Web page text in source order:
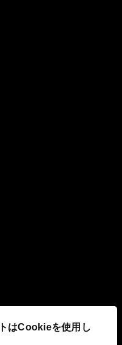
はCookieを使用し